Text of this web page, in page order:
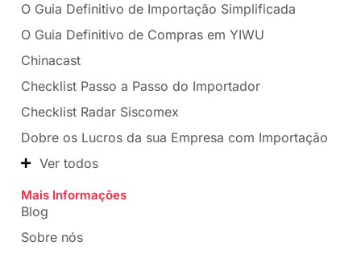
O Guia Definitivo de Importação Simplificada
O Guia Definitivo de Compras em YIWU
Chinacast
Checklist Passo a Passo do Importador
Checklist Radar Siscomex
Dobre os Lucros da sua Empresa com Importação
Ver todos
Mais Informações
Blog
Sobre nós